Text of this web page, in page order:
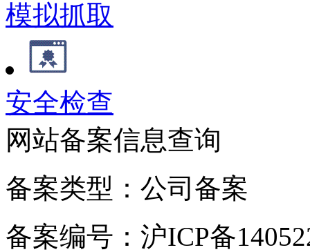
模拟抓取
安全检查
网站备案信息查询
备案类型：公司备案
备案编号：沪ICP备